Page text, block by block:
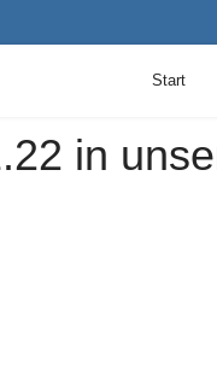
Start
in